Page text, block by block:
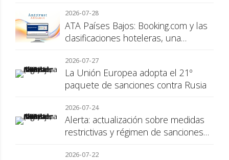
2026-07-28
ATA Países Bajos: Booking.com y las
clasificaciones hoteleras, una
consumidor
2026-07-27
La Unión Europea adopta el 21º
paquete de sanciones contra Rusia
2026-07-24
Alerta: actualización sobre medidas
restrictivas y régimen de sanciones
2026-07-22